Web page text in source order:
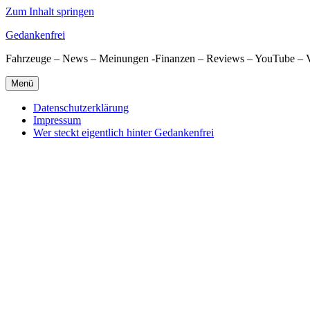
Zum Inhalt springen
Gedankenfrei
Fahrzeuge – News – Meinungen -Finanzen – Reviews – YouTube –
Menü
Datenschutzerklärung
Impressum
Wer steckt eigentlich hinter Gedankenfrei